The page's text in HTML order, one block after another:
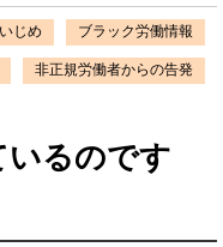
じめ ブラック労働情報
非正規労働者からの告発
いるのです